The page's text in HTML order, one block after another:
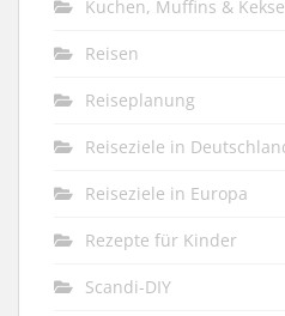
Kuchen, Muffins & Kekse
Reisen
Reiseplanung
Reiseziele in
Reiseziele in Europa
Rezepte für Kinder
Scandi-DIY